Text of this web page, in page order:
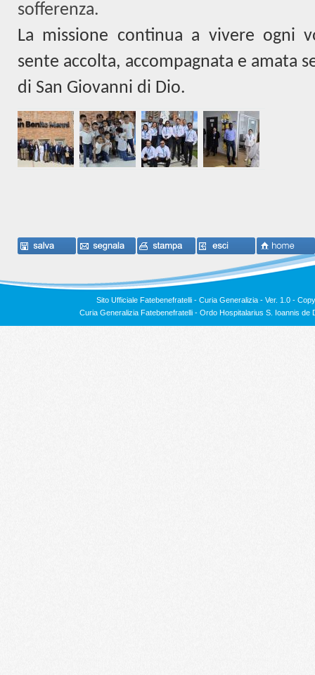
sofferenza.
La missione continua a vivere ogni
sente accolta, accompagnata e amata
di San Giovanni di Dio.
Sito Ufficiale Fatebenefratelli - Curia Generalizia - Ver. 1.0 -
Curia Generalizia Fatebenefratelli - Ordo Hospitalarius S. Ioannis